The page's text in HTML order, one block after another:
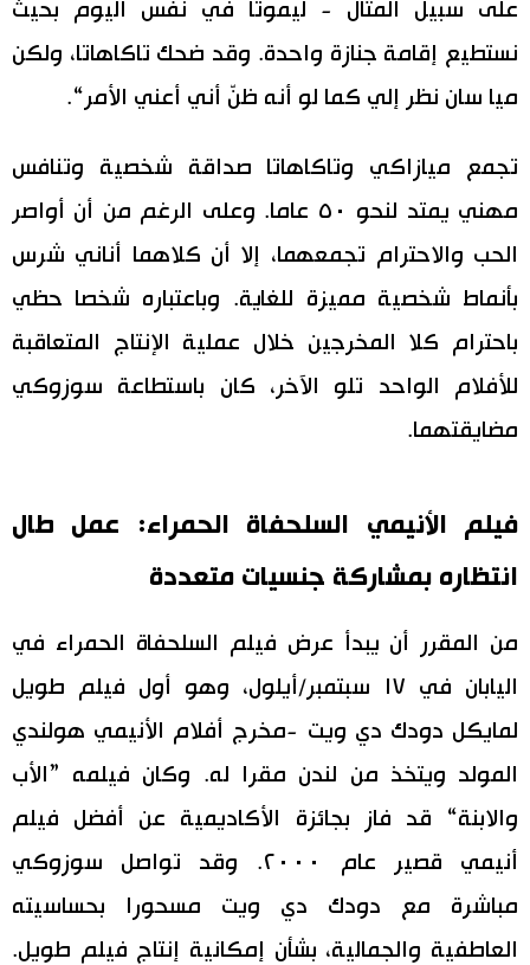
على سبيل المثال - ليموتا في نفس اليوم بحيث
نستطيع إقامة جنازة واحدة. وقد ضحك تاكاهاتا، ولكن
ميا سان نظر إلي كما لو أنه ظنّ أني أعني الأمر“.
تجمع ميازاكي وتاكاهاتا صداقة شخصية وتنافس
مهني يمتد لنحو ٥٠ عاما. وعلى الرغم من أن أواصر
الحب والاحترام تجمعهما، إلا أن كلاهما أناني شرس
بأنماط شخصية مميزة للغاية. وباعتباره شخصا حظي
باحترام كلا المخرجين خلال عملية الإنتاج المتعاقبة
للأفلام الواحد تلو الآخر، كان باستطاعة سوزوكي
مضايقتهما.
فيلم الأنيمي السلحفاة الحمراء: عمل طال
انتظاره بمشاركة جنسيات متعددة
من المقرر أن يبدأ عرض فيلم السلحفاة الحمراء في
اليابان في ١٧ سبتمبر/أيلول، وهو أول فيلم طويل
لمايكل دودك دي ويت -مخرج أفلام الأنيمي هولندي
المولد ويتخذ من لندن مقرا له. وكان فيلمه ”الأب
والابنة“ قد فاز بجائزة الأكاديمية عن أفضل فيلم
أنيمي قصير عام ٢٠٠٠. وقد تواصل سوزوكي
مباشرة مع دودك دي ويت مسحورا بحساسيته
العاطفية والجمالية، بشأن إمكانية إنتاج فيلم طويل.